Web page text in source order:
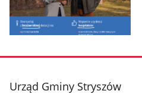
galerii.
stopka
Urząd Gminy Stryszów